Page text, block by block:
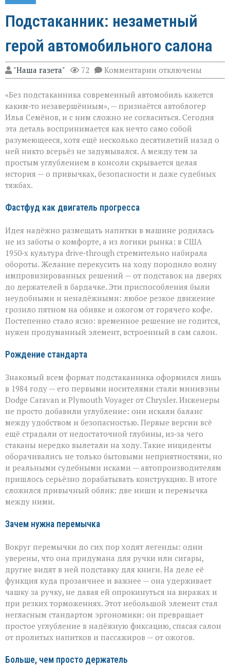
Подстаканник: незаметный
герой автомобильного салона
"Наша газета" 72 Комментарии к
записи
незаметный
герой
автомобильного
салона
отключены
«Без подстаканника современный автомобиль кажется
каким‑то незавершённым», — признаётся автоблогер
Илья Семёнов, и с ним сложно не согласиться. Сегодня
эта деталь воспринимается как нечто само собой
разумеющееся, хотя ещё несколько десятилетий назад о
ней никто всерьёз не задумывался. А между тем за
простым углублением в консоли скрывается целая
история — о привычках, безопасности и даже судебных
тяжбах.
Фастфуд как двигатель прогресса
Идея надёжно размещать напитки в машине родилась
не из заботы о комфорте, а из логики рынка: в США
1950‑х культура drive‑through стремительно набирала
обороты. Желание перекусить на ходу породило волну
импровизированных решений — от подставок на дверях
до держателей в бардачке. Эти приспособления были
неудобными и ненадёжными: любое резкое движение
грозило пятном на обивке и ожогом от горячего кофе.
Постепенно стало ясно: временное решение не годится,
нужен продуманный элемент, встроенный в сам салон.
Рождение стандарта
Знакомый всем формат подстаканника оформился лишь
в 1984 году — его первыми носителями стали минивэны
Dodge Caravan и Plymouth Voyager от Chrysler. Инженеры
не просто добавили углубление: они искали баланс
между удобством и безопасностью. Первые версии всё
ещё страдали от недостаточной глубины, из‑за чего
стаканы нередко вылетали на ходу. Такие инциденты
оборачивались не только бытовыми неприятностями, но
и реальными судебными исками — автопроизводителям
пришлось серьёзно дорабатывать конструкцию. В итоге
сложился привычный облик: две ниши и перемычка
между ними.
Зачем нужна перемычка
Вокруг перемычки до сих пор ходят легенды: одни
уверены, что она придумана для ручки или сигары,
другие видят в ней подставку для книги. На деле её
функция куда прозаичнее и важнее — она удерживает
чашку за ручку, не давая ей опрокинуться на виражах и
при резких торможениях. Этот небольшой элемент стал
негласным стандартом эргономики: он превращает
простое углубление в надёжную фиксацию, спасая салон
от пролитых напитков и пассажиров — от ожогов.
Больше, чем просто держатель